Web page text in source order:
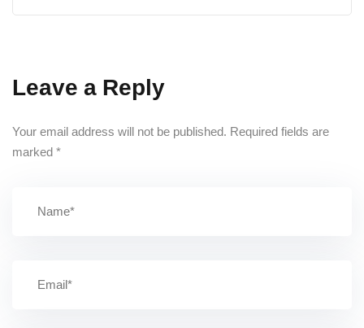
Leave a Reply
Your email address will not be published.Required fields are
marked*